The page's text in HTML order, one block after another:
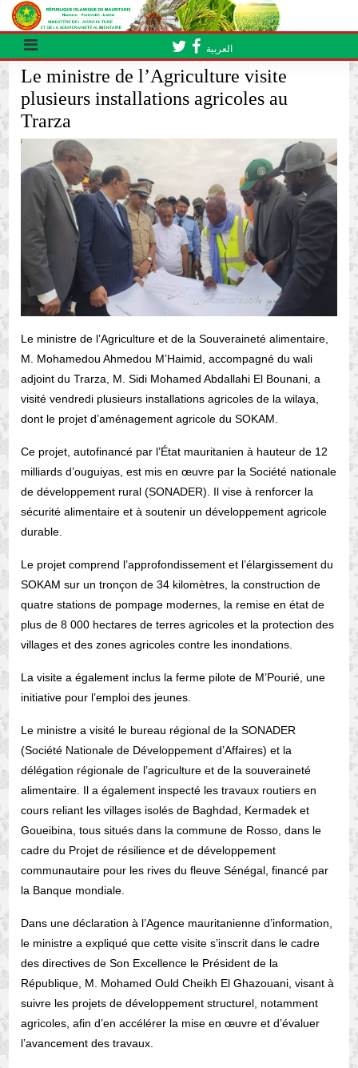
العربية
Le ministre de l’Agriculture visite
plusieurs installations agricoles au
Trarza
Le ministre de l’Agriculture et de la Souveraineté alimentaire,
M. Mohamedou Ahmedou M’Haimid, accompagné du wali
adjoint du Trarza, M. Sidi Mohamed Abdallahi El Bounani, a
visité vendredi plusieurs installations agricoles de la wilaya,
dont le projet d’aménagement agricole du SOKAM.
Ce projet, autofinancé par l’État mauritanien à hauteur de 12
milliards d’ouguiyas, est mis en œuvre par la Société nationale
de développement rural (SONADER). Il vise à renforcer la
sécurité alimentaire et à soutenir un développement agricole
durable.
Le projet comprend l’approfondissement et l’élargissement du
SOKAM sur un tronçon de 34 kilomètres, la construction de
quatre stations de pompage modernes, la remise en état de
plus de 8 000 hectares de terres agricoles et la protection des
villages et des zones agricoles contre les inondations.
La visite a également inclus la ferme pilote de M’Pourié, une
initiative pour l’emploi des jeunes.
Le ministre a visité le bureau régional de la SONADER
(Société Nationale de Développement d’Affaires) et la
délégation régionale de l’agriculture et de la souveraineté
alimentaire. Il a également inspecté les travaux routiers en
cours reliant les villages isolés de Baghdad, Kermadek et
Goueibina, tous situés dans la commune de Rosso, dans le
cadre du Projet de résilience et de développement
communautaire pour les rives du fleuve Sénégal, financé par
la Banque mondiale.
Dans une déclaration à l’Agence mauritanienne d’information,
le ministre a expliqué que cette visite s’inscrit dans le cadre
des directives de Son Excellence le Président de la
République, M. Mohamed Ould Cheikh El Ghazouani, visant à
suivre les projets de développement structurel, notamment
agricoles, afin d’en accélérer la mise en œuvre et d’évaluer
l’avancement des travaux.